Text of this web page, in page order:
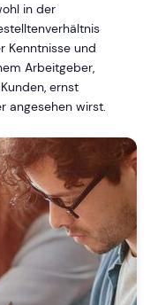
in der
Kenntnisse und
Arbeitgeber,
ernst
angesehen wirst.